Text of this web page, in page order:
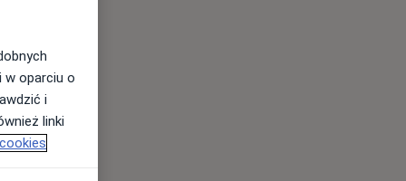
Wt,
11 Sie
w oparciu o
i
linki